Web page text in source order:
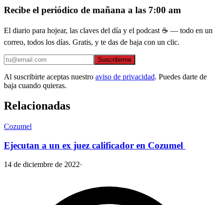
Recibe el periódico de mañana a las 7:00 am
El diario para hojear, las claves del día y el podcast ☕ — todo en un
correo, todos los días. Gratis, y te das de baja con un clic.
Suscribirme
Al suscribirte aceptas nuestro aviso de privacidad. Puedes darte de
baja cuando quieras.
Relacionadas
Cozumel
Ejecutan a un ex juez calificador en Cozumel
14 de diciembre de 2022·